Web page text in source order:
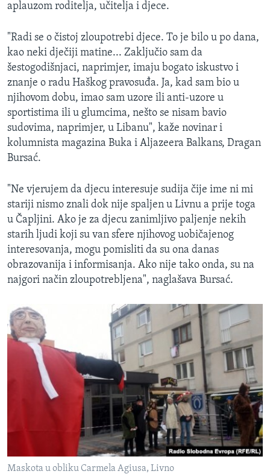
aplauzom roditelja, učitelja i djece.
"Radi se o čistoj zloupotrebi djece. To je bilo u po dana,
kao neki dječiji matine... Zaključio sam da
šestogodišnjaci, naprimjer, imaju bogato iskustvo i
znanje o radu Haškog pravosuđa. Ja, kad sam bio u
njihovom dobu, imao sam uzore ili anti-uzore u
sportistima ili u glumcima, nešto se nisam bavio
sudovima, naprimjer, u Libanu", kaže novinar i
kolumnista magazina Buka i Aljazeera Balkans, Dragan
Bursać.
"Ne vjerujem da djecu interesuje sudija čije ime ni mi
stariji nismo znali dok nije spaljen u Livnu a prije toga
u Čapljini. Ako je za djecu zanimljivo paljenje nekih
starih ljudi koji su van sfere njihovog uobičajenog
interesovanja, mogu pomisliti da su ona danas
obrazovanija i informisanja. Ako nije tako onda, su na
najgori način zloupotrebljena", naglašava Bursać.
Maskota u obliku Carmela Agiusa, Livno